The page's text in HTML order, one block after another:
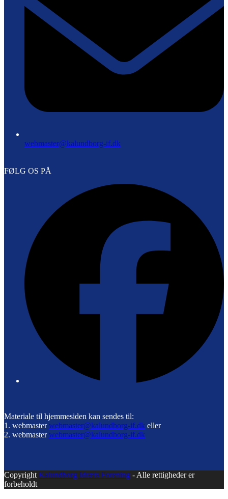
webmaster@kalundborg-if.dk
FØLG OS PÅ
Materiale til hjemmesiden kan sendes til:
1. webmasterwebmaster@kalundborg-if.dk eller
2. webmasterwebmaster@kalundborg-if.dk
Copyright Kalundborg Idræts Forening - Alle rettigheder er
forbeholdt